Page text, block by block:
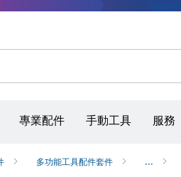
專業配件 手動工具 服務
多功能工具配件套件 ...